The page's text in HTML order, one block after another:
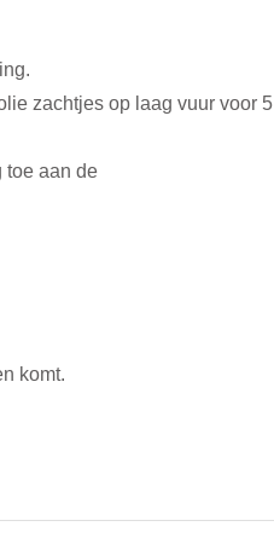
zachtjes op laag vuur voor 5
toe aan de
komt.